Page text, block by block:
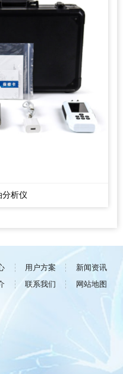
分析仪
用户方案
新闻资讯
联系我们
网站地图